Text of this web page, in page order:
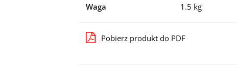
Waga 1.5 kg
Pobierz produkt do PDF